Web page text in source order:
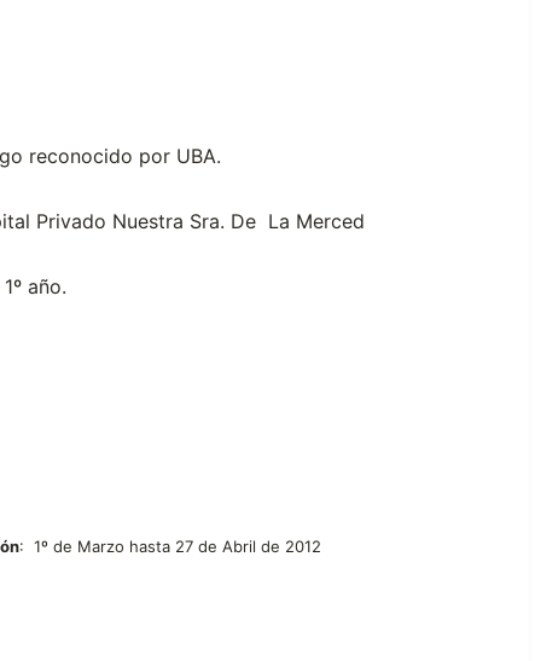
reconocido por UBA.
Privado Nuestra Sra. De La Merced
año.
: 1º de Marzo hasta 27 de Abril de 2012